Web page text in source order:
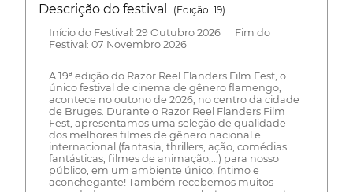
Descrição do festival
(Edição: 19)
Início do Festival: 29 Outubro 2026 Fim do
Festival: 07 Novembro 2026
A 19ª edição do Razor Reel Flanders Film Fest, o
único festival de cinema de gênero flamengo,
acontece no outono de 2026, no centro da cidade
de Bruges. Durante o Razor Reel Flanders Film
Fest, apresentamos uma seleção de qualidade
dos melhores filmes de gênero nacional e
internacional (fantasia, thrillers, ação, comédias
fantásticas, filmes de animação,...) para nosso
público, em um ambiente único, íntimo e
aconchegante! Também recebemos muitos